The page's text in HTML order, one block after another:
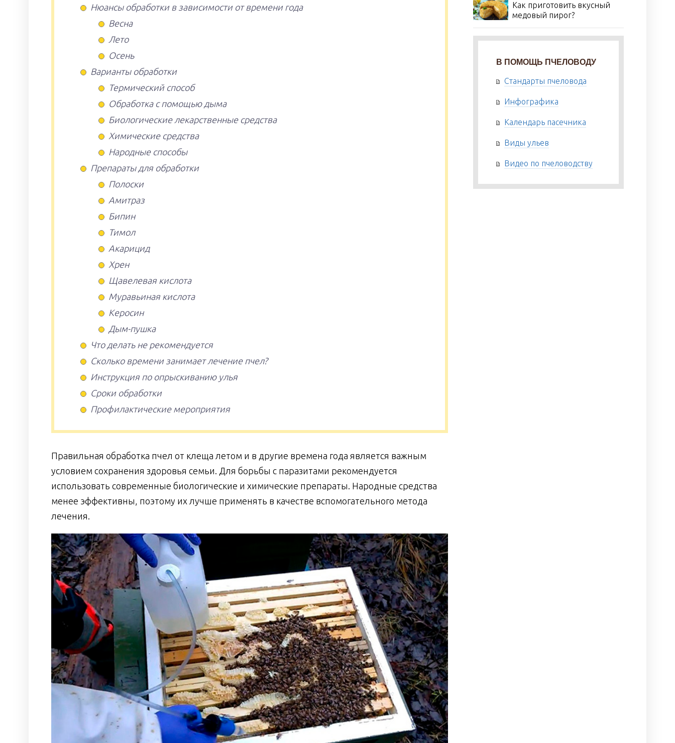
Нюансы обработки в зависимости от времени года
Весна
Лето
Осень
Варианты обработки
Термический способ
Обработка с помощью дыма
Биологические лекарственные средства
Химические средства
Народные способы
Препараты для обработки
Полоски
Амитраз
Бипин
Тимол
Акарицид
Хрен
Щавелевая кислота
Муравьиная кислота
Керосин
Дым-пушка
Что делать не рекомендуется
Сколько времени занимает лечение пчел?
Инструкция по опрыскиванию улья
Сроки обработки
Профилактические мероприятия
Правильная обработка пчел от клеща летом и в другие времена года является важным
условием сохранения здоровья семьи. Для борьбы с паразитами рекомендуется
использовать современные биологические и химические препараты. Народные средства
менее эффективны, поэтому их лучше применять в качестве вспомогательного метода
лечения.
Как приготовить вкусный
медовый пирог?
В ПОМОЩЬ ПЧЕЛОВОДУ
Стандарты пчеловода
Инфографика
Календарь пасечника
Виды ульев
Видео по пчеловодству